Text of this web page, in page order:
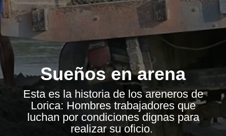
Sueños en arena
Esta es la historia de los areneros de
Lorica: Hombres trabajadores que
luchan por condiciones dignas para
realizar su oficio.